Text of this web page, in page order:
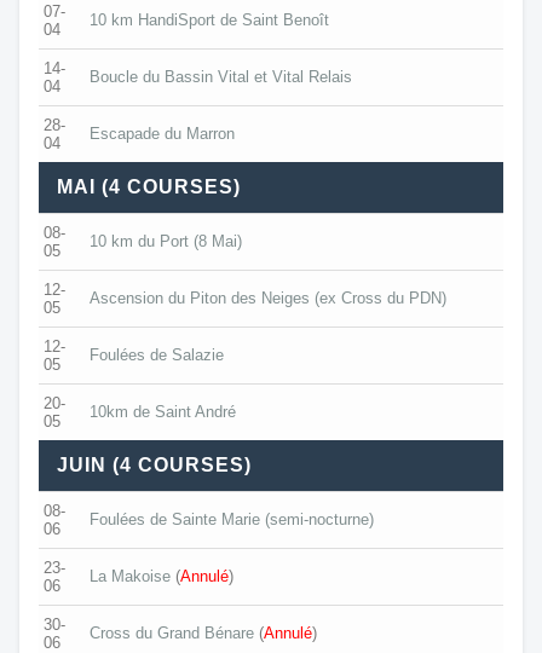
07-
04
10 km HandiSport de Saint Benoît
14-
04
Boucle du Bassin Vital et Vital Relais
28-
04
Escapade du Marron
MAI (4 COURSES)
08-
05
10 km du Port (8 Mai)
12-
05
Ascension du Piton des Neiges (ex Cross du PDN)
12-
05
Foulées de Salazie
20-
05
10km de Saint André
JUIN (4 COURSES)
08-
06
Foulées de Sainte Marie (semi-nocturne)
23-
06
La Makoise (Annulé)
30-
06
Cross du Grand Bénare (Annulé)